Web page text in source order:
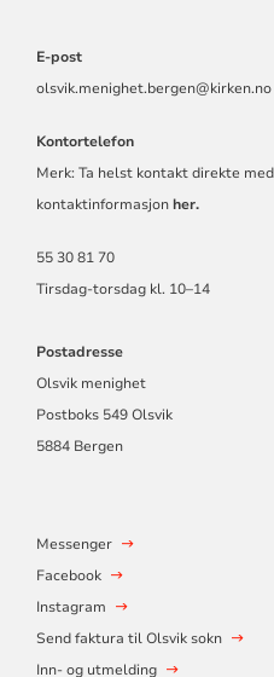
E-post
olsvik.menighet.bergen@kirken.no
Kontortelefon
Merk: Ta helst kontakt direkte
kontaktinformasjonher.
55 30 81 70
Tirsdag-torsdag kl. 10–14
Postadresse
Olsvik menighet
Postboks 549 Olsvik
5884 Bergen
Messenger
Facebook
Instagram
Send faktura til Olsvik sokn
Inn- og utmelding